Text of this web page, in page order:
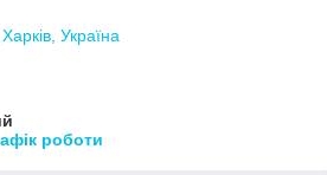
Україна
роботи